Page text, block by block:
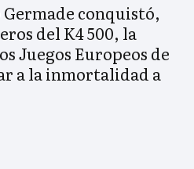
conquistó,
del K4 500, la
Juegos Europeos de
a la inmortalidad a